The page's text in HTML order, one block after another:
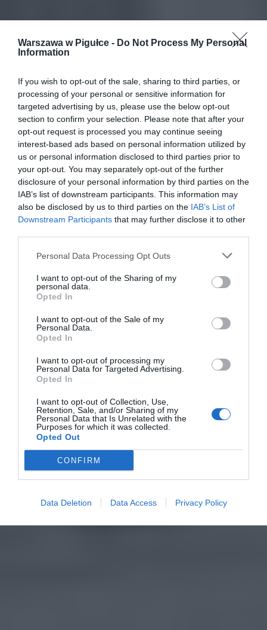
Warszawa w Pigułce - Do Not Process My Personal
Information
If you wish to opt-out of the sale, sharing to third parties, or
processing of your personal or sensitive information for
targeted advertising by us, please use the below opt-out
section to confirm your selection. Please note that after your
opt-out request is processed you may continue seeing
interest-based ads based on personal information utilized by
us or personal information disclosed to third parties prior to
your opt-out. You may separately opt-out of the further
disclosure of your personal information by third parties on the
IAB’s list of downstream participants. This information may
also be disclosed by us to third parties on the IAB’s List of
Downstream Participants that may further disclose it to other
Personal Data Processing Opt Outs
I want to opt-out of the Sharing of my
personal data.
Opted In
I want to opt-out of the Sale of my
Personal Data.
Opted In
I want to opt-out of processing my
Personal Data for Targeted Advertising.
Opted In
I want to opt-out of Collection, Use,
Retention, Sale, and/or Sharing of my
Personal Data that Is Unrelated with the
Purposes for which it was collected.
Opted Out
CONFIRM
Data Deletion Data Access Privacy Policy